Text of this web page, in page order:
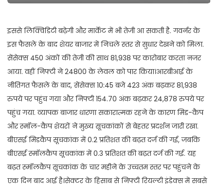
इससे लिक्विडिटी बढ़ेगी और मार्केट में भी तेजी आ सकती है. गवर्नर के
इस फैसले के बाद शेयर बाजार में निचले स्तर से सुधार देखने को मिला.
सेंसेक्स 450 अंकों की तेजी की साथ 81,938 पर कारोबार करता नजर
आया. वहीं निफ्टी ने 24800 के लेवल को पार किया।आरबीआई के
नीतिगत फैसले के बाद, सेंसेक्स 10:45 बजे 423 अंक बढ़कर 81,938
रुपये पर पहुंच गया और निफ्टी 154.70 अंक बढ़कर 24,878 रुपये पर
पहुंच गया. व्यापक बाजार धारणा सकारात्मक रहने के कारण मिड-कैप
और स्मॉल-कैप शेयरों ने मुख्य सूचकांकों से बेहतर प्रदर्शन जारी रखा.
बीएसई मिडकैप सूचकांक में 0.2 प्रतिशत की बढ़त दर्ज की गई, जबकि
बीएसई स्मॉलकैप सूचकांक में 0.3 प्रतिशत की बढ़त दर्ज की गई. यह
बढ़त स्मॉलकैप सूचकांक के चार महीने के उच्चतम स्तर पर पहुंचने के
एक दिन बाद आई है।सेक्टर के हिसाब से निफ्टी रियल्टी इंडेक्स में सबसे